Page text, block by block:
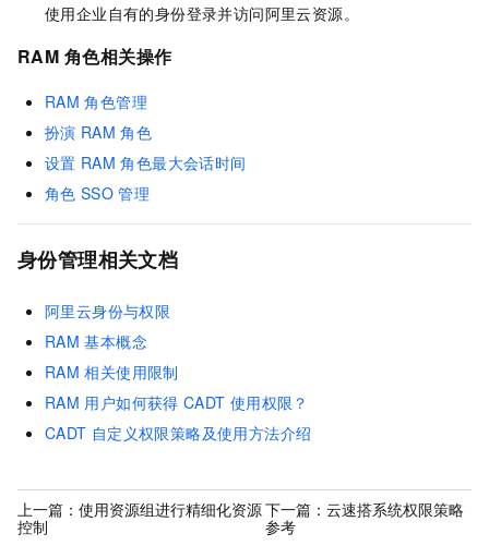
使用企业自有的身份登录并访问阿里云资源。
RAM 角色相关操作
RAM 角色管理
扮演 RAM 角色
设置 RAM 角色最大会话时间
角色 SSO 管理
身份管理相关文档
阿里云身份与权限
RAM 基本概念
RAM 相关使用限制
RAM 用户如何获得 CADT 使用权限？
CADT 自定义权限策略及使用方法介绍
上一篇： 使用资源组进行精细化资源
控制
下一篇： 云速搭系统权限策略
参考